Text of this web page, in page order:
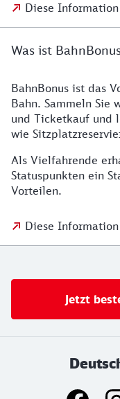
Diese
Was ist
BahnBonus ist das
Bahn. Sammeln Sie
und Ticketkauf und
wie
Als Vielfahrende
Statuspunkten ein
Vorteilen.
Diese
Jetzt